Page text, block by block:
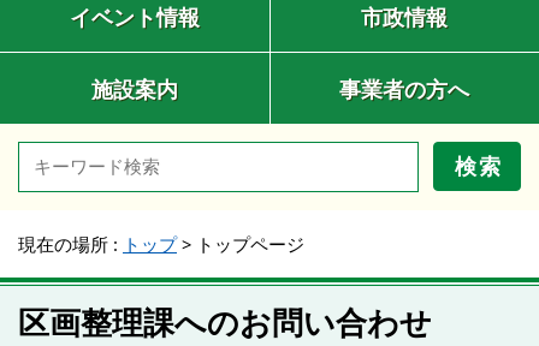
イベント情報 市政情報
施設案内 事業者の方へ
検索
現在の場所 : トップ> トップページ
区画整理課へのお問い合わせ